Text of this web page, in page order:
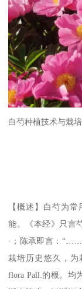
白芍种植技术与栽
【概述】白芍为
能。《本经》只言
·；陈承即言：“……
栽培历史悠久，为
flora Pall.的根。均